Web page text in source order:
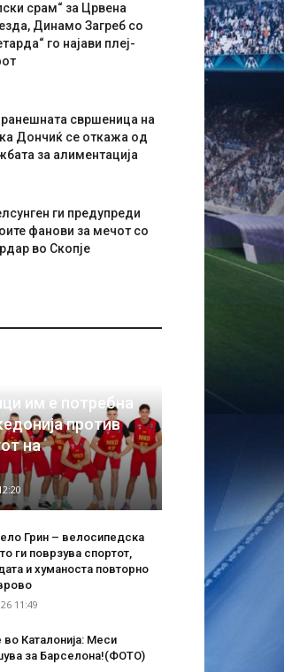
срам“ за Црвена
Динамо Загреб со
го најави плеј-
свршеница на
Дончиќ се откажа од
за алиментација
ги предупреди
фанови за мечот со
во Скопје
им е потребна
против
на
Грин – велосипедска
ги поврзува спортот,
и хуманоста повторно
11:49
во Каталонија: Меси
за Барселона!(ФОТО)